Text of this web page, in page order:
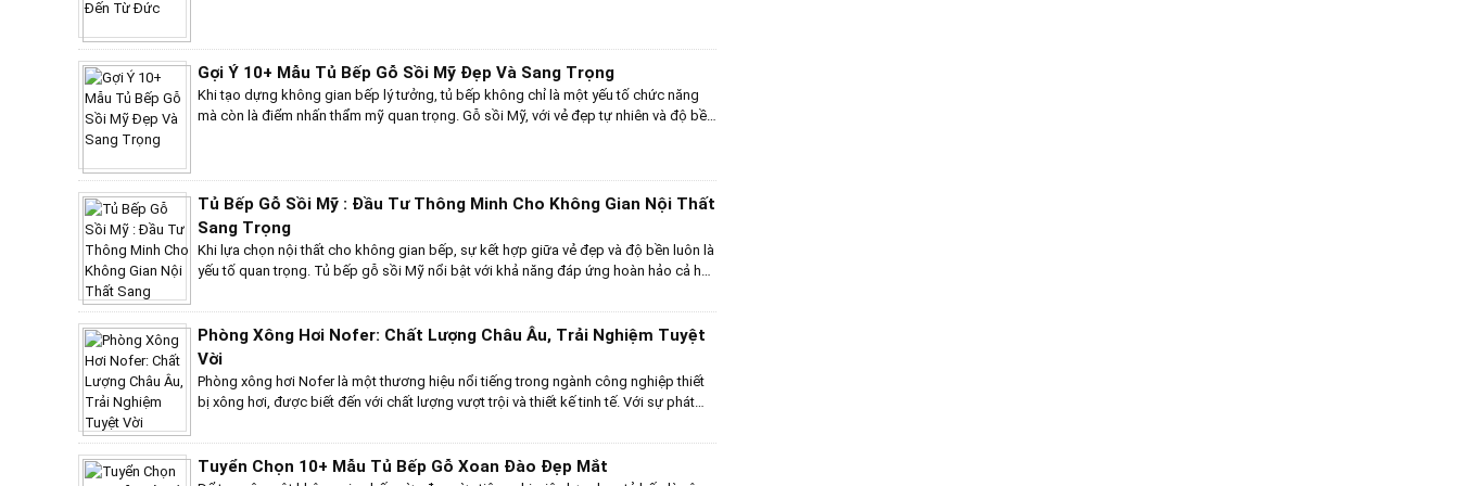
Đến nay, các sản phẩm Gemy đã có mặt trên khắp các tỉnh thành của Việt Nam, với
sự cam kết không ngừng cải tiến chất lượng sản phẩm và dịch vụ, nhằm mang đến
trải nghiệm tốt nhất cho khách hàng trước và sau khi mua hàng.
Gợi Ý 10+ Mẫu Tủ Bếp Gỗ Sồi Mỹ Đẹp Và Sang Trọng
Khi tạo dựng không gian bếp lý tưởng, tủ bếp không chỉ là một yếu tố chức năng
mà còn là điểm nhấn thẩm mỹ quan trọng. Gỗ sồi Mỹ, với vẻ đẹp tự nhiên và độ bền
tế, giúp bạn khám phá những giải pháp thiết kế đẳng cấp và hiện đại. Từ các kiểu
dáng thanh lịch đến những phong cách thiết kế nổi bật, những mẫu tủ bếp này
không chỉ làm cho không gian bếp của bạn trở nên ấn tượng mà còn mang lại sự
tiện nghi và sự hài lòng lâu dài.
Tủ Bếp Gỗ Sồi Mỹ : Đầu Tư Thông Minh Cho Không Gian Nội Thất
Sang Trọng
Khi lựa chọn nội thất cho không gian bếp, sự kết hợp giữa vẻ đẹp và độ bền luôn là
yếu tố quan trọng. Tủ bếp gỗ sồi Mỹ nổi bật với khả năng đáp ứng hoàn hảo cả hai
cho ngôi nhà của bạn. Với màu sắc trang nhã, vân gỗ đẹp mắt và cấu trúc gỗ chắc
chắn, gỗ sồi Mỹ không chỉ giúp tạo nên những tủ bếp sang trọng mà còn đảm bảo
tính bền bỉ và khả năng chống lại các yếu tố môi trường.
Phòng Xông Hơi Nofer: Chất Lượng Châu Âu, Trải Nghiệm Tuyệt
Vời
Phòng xông hơi Nofer là một thương hiệu nổi tiếng trong ngành công nghiệp thiết
bị xông hơi, được biết đến với chất lượng vượt trội và thiết kế tinh tế. Với sự phát
thành lựa chọn hàng đầu cho nhiều gia đình và cơ sở spa chuyên nghiệp.
Tuyển Chọn 10+ Mẫu Tủ Bếp Gỗ Xoan Đào Đẹp Mắt